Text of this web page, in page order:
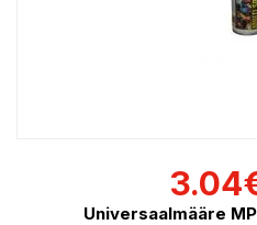
3.04
Universaalmääre